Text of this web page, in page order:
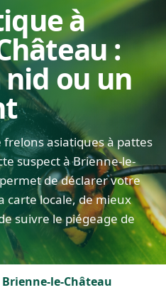
à
:
ou un
asiatiques à pattes
suspect à Brienne-le-
de déclarer votre
carte locale, de mieux
suivre le piégeage de
le-Château